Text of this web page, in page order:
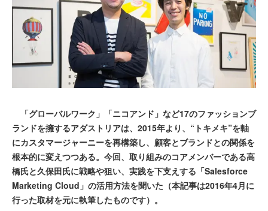
「グローバルワーク」「ニコアンド」など17のファッションブ
ランドを擁するアダストリアは、2015年より、“トキメキ”を軸
にカスタマージャーニーを再構築し、顧客とブランドとの関係を
根本的に変えつつある。今回、取り組みのコアメンバーである高
橋氏と久保田氏に戦略や狙い、実践を下支えする「Salesforce
Marketing Cloud」の活用方法を聞いた（本記事は2016年4月に
行った取材を元に執筆したものです）。